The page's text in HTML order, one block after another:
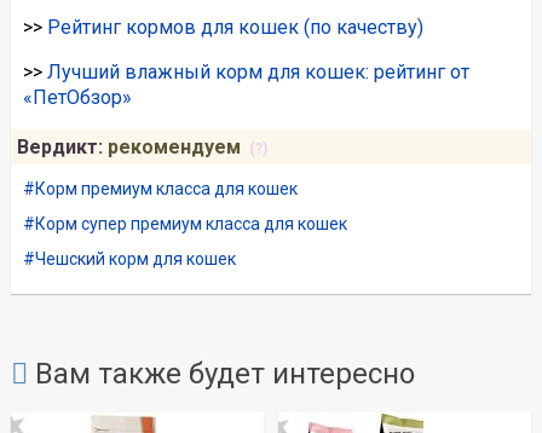
>> Рейтинг кормов для кошек (по качеству)
>> Лучший влажный корм для кошек: рейтинг от
«ПетОбзор»
Вердикт: рекомендуем (?)
Корм премиум класса для кошек
Корм супер премиум класса для кошек
Чешский корм для кошек
Вам также будет интересно